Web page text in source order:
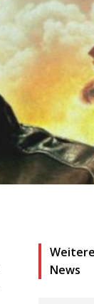
News